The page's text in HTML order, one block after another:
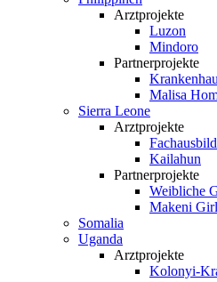
Arztprojekte
Luzon
Mindoro
Partnerprojekte
Malisa
Sierra Leone
Arztprojekte
Kailahun
Partnerprojekte
Weibliche
Makeni
Somalia
Uganda
Arztprojekte
Kolonyi-